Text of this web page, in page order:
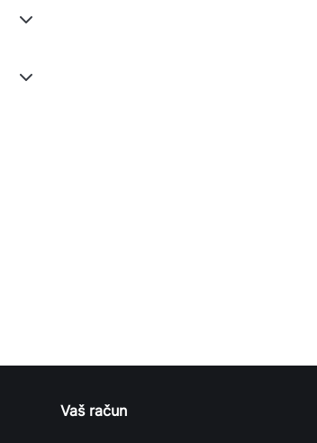
Vaš račun